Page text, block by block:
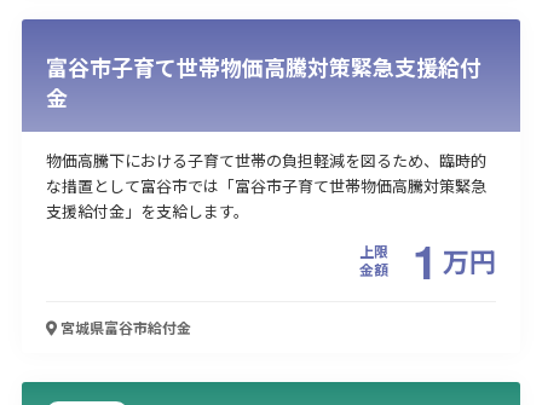
富谷市子育て世帯物価高騰対策緊急支援給付
金
物価高騰下における子育て世帯の負担軽減を図るため、臨時的
な措置として富谷市では「富谷市子育て世帯物価高騰対策緊急
支援給付金」を支給します。
上限
金額
1 万円
宮城県富谷市給付金